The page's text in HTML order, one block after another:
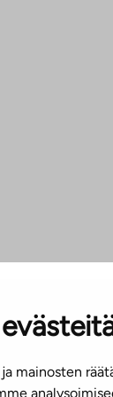
mainosten